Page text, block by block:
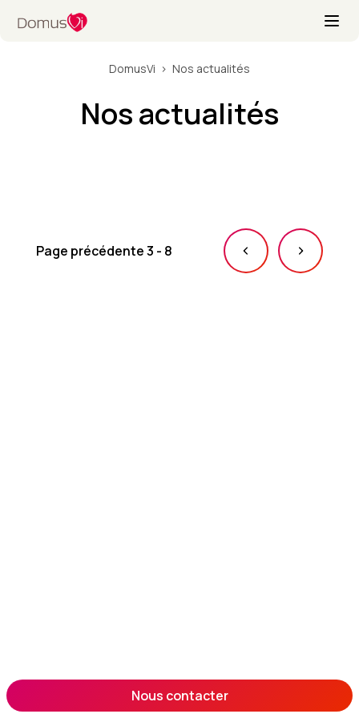
DomusVi Nos actualités
Nos actualités
Page précédente3 - 8
Nous contacter